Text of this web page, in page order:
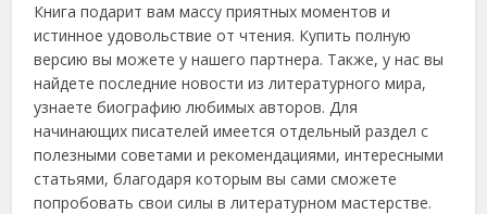
Книга подарит вам массу приятных моментов и
истинное удовольствие от чтения. Купить полную
версию вы можете у нашего партнера. Также, у нас вы
найдете последние новости из литературного мира,
узнаете биографию любимых авторов. Для
начинающих писателей имеется отдельный раздел с
полезными советами и рекомендациями, интересными
статьями, благодаря которым вы сами сможете
попробовать свои силы в литературном мастерстве.